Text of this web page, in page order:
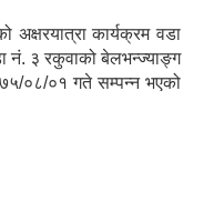
अक्षरयात्रा कार्यक्रम वडा
नं. ३ रकुवाको बेलभन्ज्याङ्ग
०८/०१ गते सम्पन्न भएको